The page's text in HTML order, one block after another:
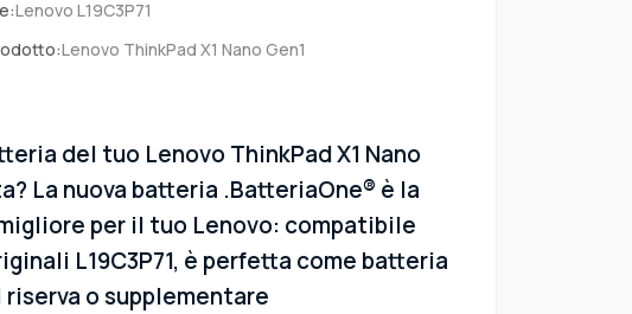
Lenovo L19C3P71
Lenovo ThinkPad X1 Nano Gen1
del tuo Lenovo ThinkPad X1 Nano
La nuova batteria .BatteriaOne® è la
per il tuo Lenovo: compatibile
L19C3P71, è perfetta come batteria
o supplementare